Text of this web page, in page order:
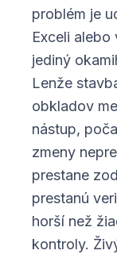
problém je
Exceli
jediný
Lenže
obkladov
nástup,
zmeny
prestane
prestanú
horší než
kontroly.